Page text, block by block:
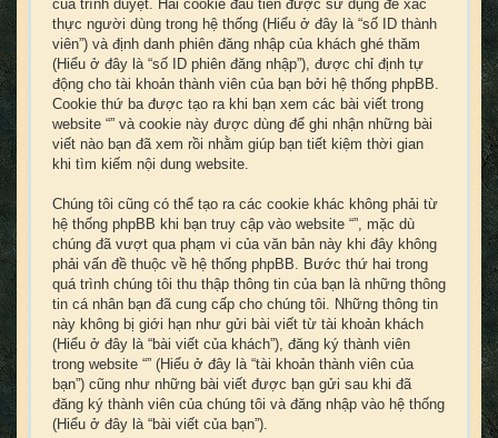
của trình duyệt. Hai cookie đầu tiên được sử dụng để xác
thực người dùng trong hệ thống (Hiểu ở đây là “số ID thành
viên”) và định danh phiên đăng nhập của khách ghé thăm
(Hiểu ở đây là “số ID phiên đăng nhập”), được chỉ định tự
động cho tài khoản thành viên của bạn bởi hệ thống phpBB.
Cookie thứ ba được tạo ra khi bạn xem các bài viết trong
website “” và cookie này được dùng để ghi nhận những bài
viết nào bạn đã xem rồi nhằm giúp bạn tiết kiệm thời gian
khi tìm kiếm nội dung website.
Chúng tôi cũng có thể tạo ra các cookie khác không phải từ
hệ thống phpBB khi bạn truy cập vào website “”, mặc dù
chúng đã vượt qua phạm vi của văn bản này khi đây không
phải vấn đề thuộc về hệ thống phpBB. Bước thứ hai trong
quá trình chúng tôi thu thập thông tin của bạn là những thông
tin cá nhân bạn đã cung cấp cho chúng tôi. Những thông tin
này không bị giới hạn như gửi bài viết từ tài khoản khách
(Hiểu ở đây là “bài viết của khách”), đăng ký thành viên
trong website “” (Hiểu ở đây là “tài khoản thành viên của
bạn”) cũng như những bài viết được bạn gửi sau khi đã
đăng ký thành viên của chúng tôi và đăng nhập vào hệ thống
(Hiểu ở đây là “bài viết của bạn”).